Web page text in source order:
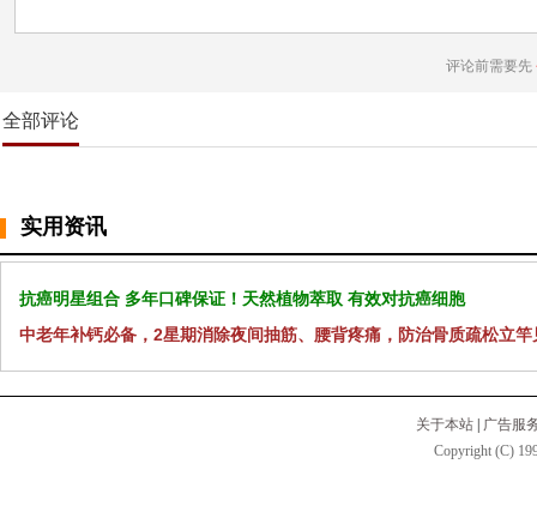
评论前需要先
全部评论
实用资讯
抗癌明星组合 多年口碑保证！天然植物萃取 有效对抗癌细胞
中老年补钙必备，2星期消除夜间抽筋、腰背疼痛，防治骨质疏松立竿
关于本站
广告服
Copyright (C)